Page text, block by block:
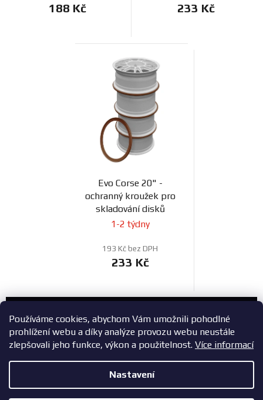
Používáme cookies, abychom Vám umožnili pohodlné
prohlížení webu a díky analýze provozu webu neustále
zlepšovali jeho funkce, výkon a použitelnost. Více informací
Nastavení
188 Kč 233 Kč
Evo Corse 20" -
ochranný kroužek pro
skladování disků
1-2 týdny
193 Kč bez DPH
233 Kč
Zákaznický servis
+420 603 785 748